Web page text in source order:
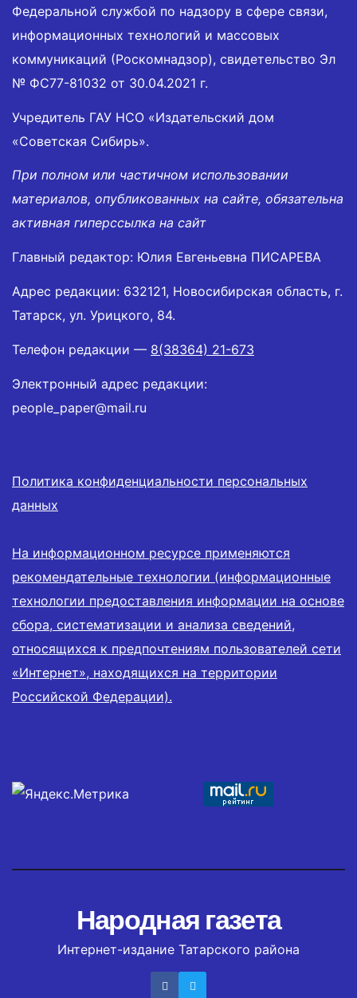
Федеральной службой по надзору в сфере связи,
информационных технологий и массовых
коммуникаций (Роскомнадзор), свидетельство Эл
№ ФС77-81032 от 30.04.2021 г.
Учредитель ГАУ НСО «Издательский дом
«Советская Сибирь».
При полном или частичном использовании
материалов, опубликованных на сайте, обязательна
активная гиперссылка на сайт
Главный редактор: Юлия Евгеньевна ПИСАРЕВА
Адрес редакции: 632121, Новосибирская область, г.
Татарск, ул. Урицкого, 84.
Телефон редакции — 8(38364) 21-673
Электронный адрес редакции:
people_paper@mail.ru
Политика конфиденциальности персональных
данных
На информационном ресурсе применяются
рекомендательные технологии (информационные
технологии предоставления информации на основе
сбора, систематизации и анализа сведений,
относящихся к предпочтениям пользователей сети
«Интернет», находящихся на территории
Российской Федерации).
Народная газета
Интернет-издание Татарского района